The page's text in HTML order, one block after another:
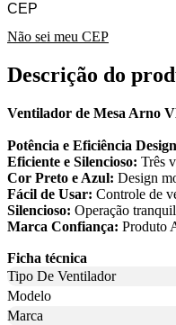
Não sei meu CEP
Descrição do
Ventilador de Mesa Arno
Potência e Eficiência
Eficiente e Silencioso: Três
Cor Preto e Azul: Design
Fácil de Usar: Controle de
Silencioso: Operação
Marca Confiança: Produto
Ficha técnica
Tipo De Ventilador
Modelo
Marca